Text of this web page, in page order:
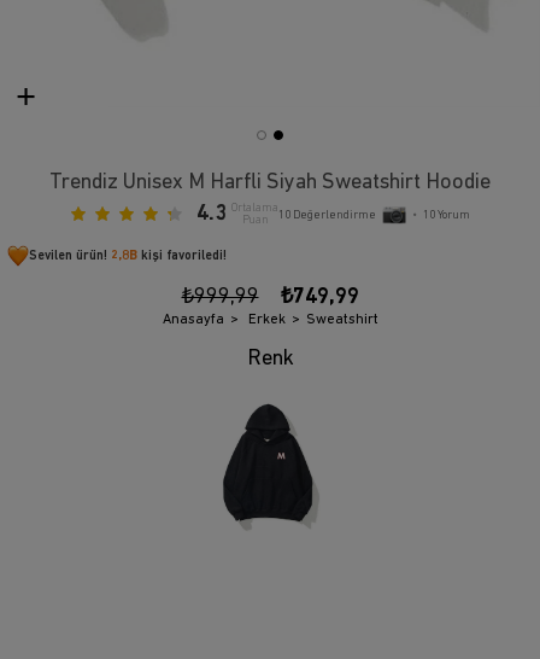
Trendiz Unisex M Harfli Siyah Sweatshirt Hoodie
4.3 Ortalama
Puan
10 Değerlendirme • 10Yorum
Sevilen ürün! 2,8B kişi favoriledi!
₺999,99 ₺749,99
Anasayfa Erkek Sweatshirt